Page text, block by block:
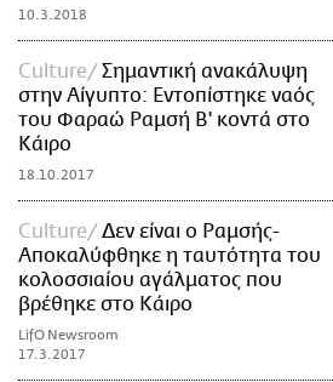
10.3.2018
Culture
Σημαντική ανακάλυψη
στην Αίγυπτο: Εντοπίστηκε ναός
του Φαραώ Ραμσή Β' κοντά στο
Κάιρο
18.10.2017
Culture
Δεν είναι ο Ραμσής-
Αποκαλύφθηκε η ταυτότητα του
κολοσσιαίου αγάλματος που
βρέθηκε στο Κάιρο
LifO Newsroom
17.3.2017